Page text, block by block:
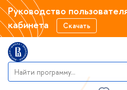
Руководство
кабинета
Скачать